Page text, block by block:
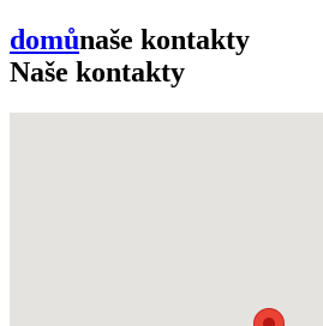
domůnaše kontakty
Naše kontakty